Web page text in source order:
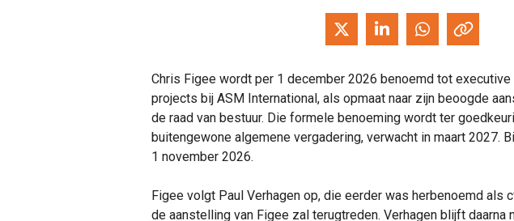
Chris Figee wordt per 1 december 2026 benoemd tot
projects bij ASM International, als opmaat naar zijn beoogde
de raad van bestuur. Die formele benoeming wordt ter
buitengewone algemene vergadering, verwacht in maart 2027.
1 november 2026.
Figee volgt Paul Verhagen op, die eerder was herbenoemd als
de aanstelling van Figee zal terugtreden. Verhagen blijft daarna